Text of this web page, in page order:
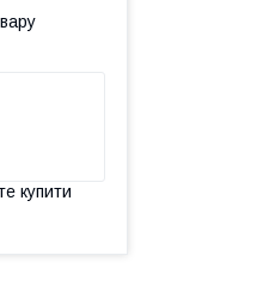
купити